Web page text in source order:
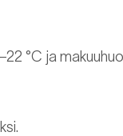
°C ja